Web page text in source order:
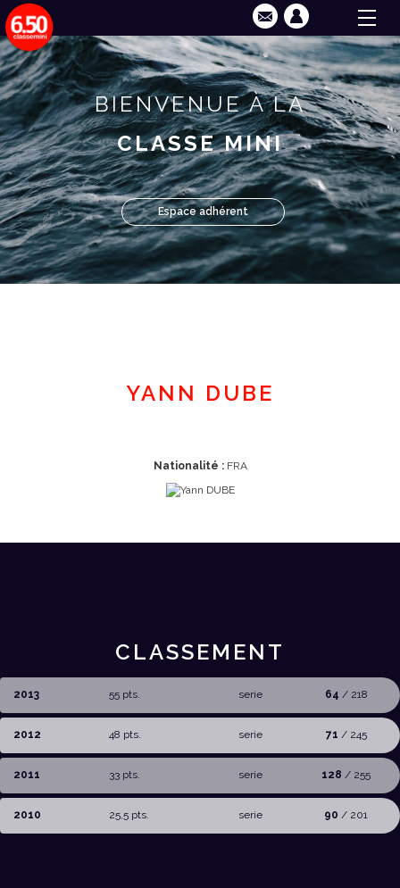
BIENVENUE À LA
CLASSE MINI
Espace adhérent
YANN DUBE
Nationalité :FRA
CLASSEMENT
2013 55 pts. serie 64 / 218
2012 48 pts. serie 71 / 245
2011 33 pts. serie 128 / 255
2010 25,5 pts. serie 90 / 201